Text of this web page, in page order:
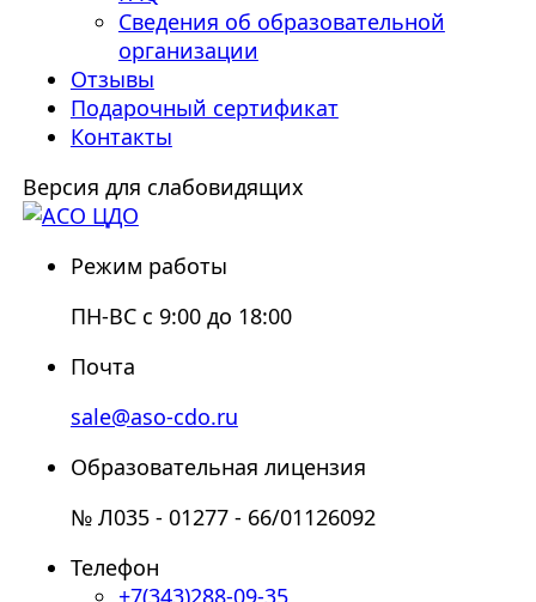
Сведения об образовательной
организации
Отзывы
Подарочный сертификат
Контакты
Версия для слабовидящих
Режим работы
ПН-ВС с 9:00 до 18:00
Почта
sale@aso-cdo.ru
Образовательная лицензия
№ Л035 - 01277 - 66/01126092
Телефон
+7(343)288-09-35